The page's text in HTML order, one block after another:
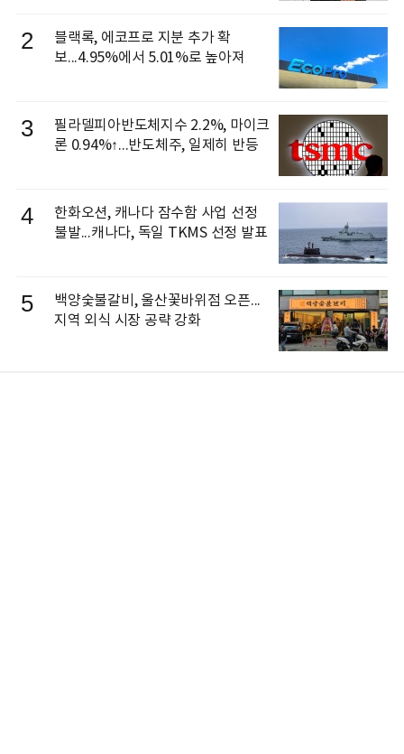
2
블랙록, 에코프로 지분 추가 확
보...4.95%에서 5.01%로 높아져
3
필라델피아반도체지수 2.2%, 마이크
론 0.94%↑...반도체주, 일제히 반등
4
한화오션, 캐나다 잠수함 사업 선정
불발...캐나다, 독일 TKMS 선정 발표
5
백양숯불갈비, 울산꽃바위점 오픈...
지역 외식 시장 공략 강화